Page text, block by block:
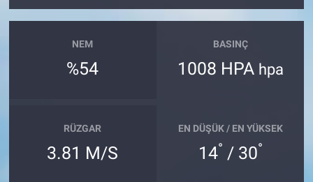
NEM
%54
BASINÇ
1008 HPA hpa
RÜZGAR
3.81 M/S
EN DÜŞÜK / EN YÜKSEK
14° / 30°